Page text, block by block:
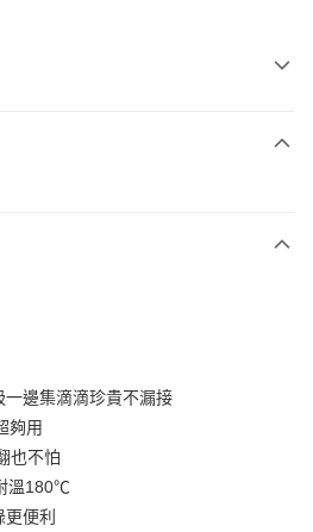
邊集滴滴珍貴不漏接
夠用
也不怕
溫180℃
便利